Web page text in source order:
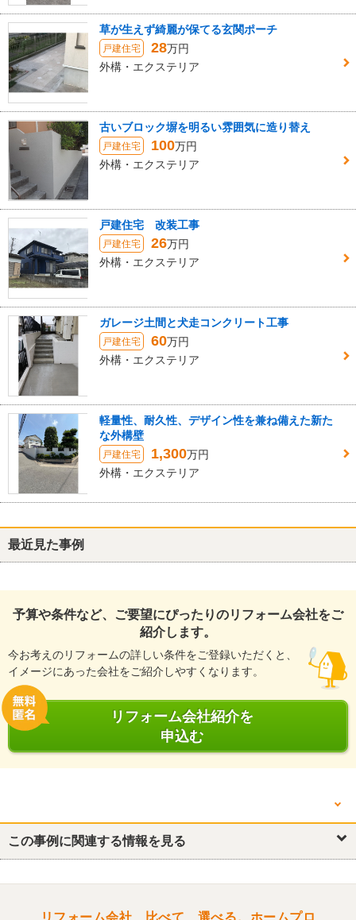
草が生えず綺麗が保てる玄関ポーチ
戸建住宅 28万円
外構・エクステリア
古いブロック塀を明るい雰囲気に造り替え
戸建住宅 100万円
外構・エクステリア
戸建住宅 改装工事
戸建住宅 26万円
外構・エクステリア
ガレージ土間と犬走コンクリート工事
戸建住宅 60万円
外構・エクステリア
軽量性、耐久性、デザイン性を兼ね備えた新た
な外構壁
戸建住宅 1,300万円
外構・エクステリア
最近見た事例
予算や条件など、ご要望にぴったりのリフォーム会社をご
紹介します。
今お考えのリフォームの詳しい条件をご登録いただくと、
イメージにあった会社をご紹介しやすくなります。
リフォーム会社紹介を
申込む
他の箇所を見る
外壁 外構・エクステリア
この事例に関連する情報を見る
リフォーム会社、比べて、選べる。ホームプロ